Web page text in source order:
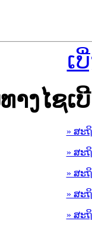
ເ
ງໄຊເບີ
» ສະ
» ສະ
» ສະ
» ສະ
» ສະ